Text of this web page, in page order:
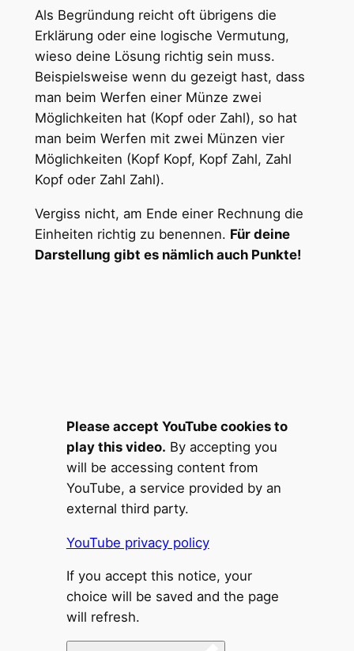
Als Begründung reicht oft übrigens die
Erklärung oder eine logische Vermutung,
wieso deine Lösung richtig sein muss.
Beispielsweise wenn du gezeigt hast, dass
man beim Werfen einer Münze zwei
Möglichkeiten hat (Kopf oder Zahl), so hat
man beim Werfen mit zwei Münzen vier
Möglichkeiten (Kopf Kopf, Kopf Zahl, Zahl
Kopf oder Zahl Zahl).
Vergiss nicht, am Ende einer Rechnung die
Einheiten richtig zu benennen. Für deine
Darstellung gibt es nämlich auch Punkte!
Please accept YouTube cookies to
play this video. By accepting you
will be accessing content from
YouTube, a service provided by an
external third party.
YouTube privacy policy
If you accept this notice, your
choice will be saved and the page
will refresh.